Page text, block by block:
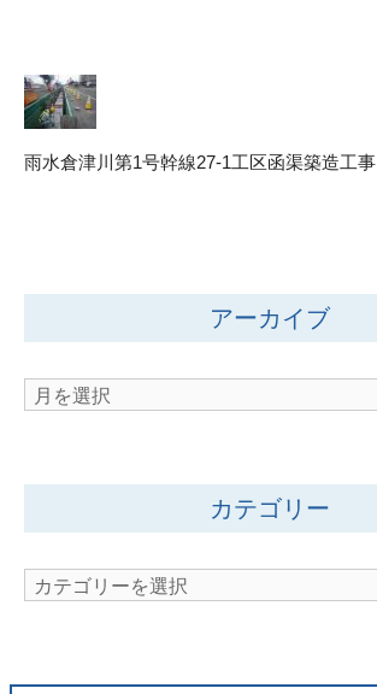
雨水倉津川第1号幹線27-1工区函渠築造工事
アーカイブ
ア
イ
カテゴリー
カ
リ